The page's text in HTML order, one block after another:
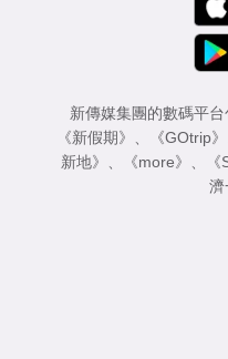
新傳媒集團的數碼平
《新假期》 、 《GOtrip》
新地》 、 《more》 、
濟